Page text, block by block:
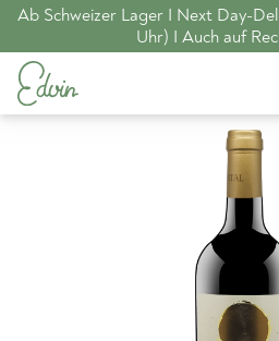
Ab Schweizer Lager I Next Day-
Uhr) I Auch auf